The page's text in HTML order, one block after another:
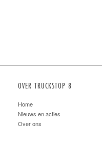
OVER TRUCKSTOP 8
Home
Nieuws en acties
Over ons